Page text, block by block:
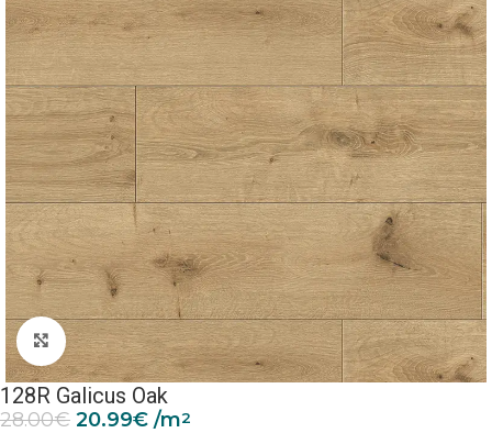
Padidinti nuotrauką
128R Galicus Oak
28.00€ 20.99€ /m2